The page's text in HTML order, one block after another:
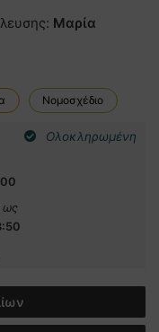
Μαρία
Νομοσχέδιο
Ολοκληρωμένη
ως